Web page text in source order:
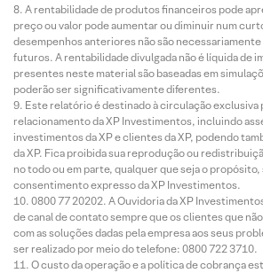
A rentabilidade de produtos financeiros pode
preço ou valor pode aumentar ou diminuir num
desempenhos anteriores não são
futuros. A rentabilidade divulgada não é líquida de
presentes neste material são baseadas em
poderão ser significativamente diferentes.
Este relatório é destinado à circulação exclusiva
relacionamento da XP Investimentos, incluindo
investimentos da XP e clientes da XP, podendo
da XP. Fica proibida sua reprodução ou
no todo ou em parte, qualquer que seja o propósito,
consentimento expresso da XP Investimentos.
0800 77 20202. A Ouvidoria da XP
de canal de contato sempre que os clientes que
com as soluções dadas pela empresa aos seus
ser realizado por meio do telefone: 0800 722 3710.
O custo da operação e a política de cobrança